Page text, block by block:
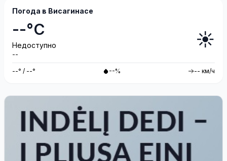
Погода в Висагинасе
--°C
Недоступно
--
☀️
--° / --° --% -- км/ч